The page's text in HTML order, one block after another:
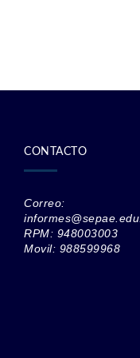
CONTACTO
Correo:
RPM: 948003003
Movil: 988599968